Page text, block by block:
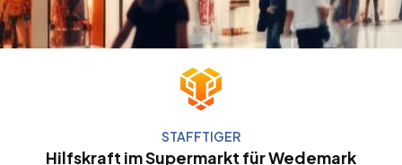
STAFFTIGER
Hilfskraft im Supermarkt für Wedemark